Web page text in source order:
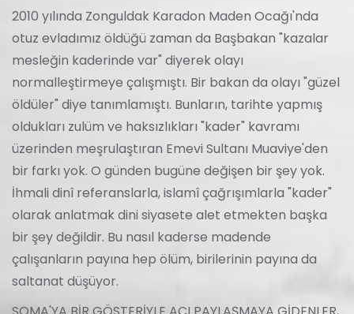
2010 yılında Zonguldak Karadon Maden Ocağı'nda
otuz evladımız öldüğü zaman da Başbakan "kazalar
mesleğin kaderinde var" diyerek olayı
normalleştirmeye çalışmıştı. Bir bakan da olayı "güzel
öldüler" diye tanımlamıştı. Bunların, tarihte yapmış
oldukları zulüm ve haksızlıkları "kader" kavramı
üzerinden meşrulaştıran Emevi Sultanı Muaviye'den
bir farkı yok. O günden bugüne değişen bir şey yok.
İhmali dinî referanslarla, islamî çağrışımlarla "kader"
olarak anlatmak dini siyasete alet etmekten başka
bir şey değildir. Bu nasıl kaderse madende
çalışanların payına hep ölüm, birilerinin payına da
saltanat düşüyor.